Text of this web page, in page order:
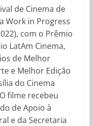
de Cinema de
Work in Progress
com o Prêmio
LatAm Cinema,
de Melhor
e Melhor Edição
do Cinema
filme recebeu
de Apoio à
e da Secretaria